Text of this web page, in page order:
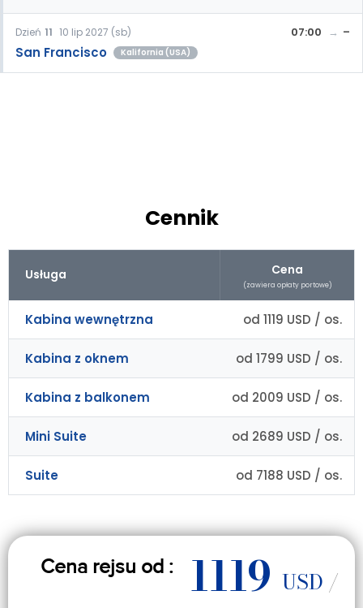
Dzień 11 10 lip 2027 (sb)
San Francisco Kalifornia (USA)
07:00 –
Cennik
Usługa Cena
(zawiera opłaty portowe)
Kabina wewnętrzna od 1119 USD / os.
Kabina z oknem od 1799 USD / os.
Kabina z balkonem od 2009 USD / os.
Mini Suite od 2689 USD / os.
Suite od 7188 USD / os.
Cena rejsu od : 1119 USD /